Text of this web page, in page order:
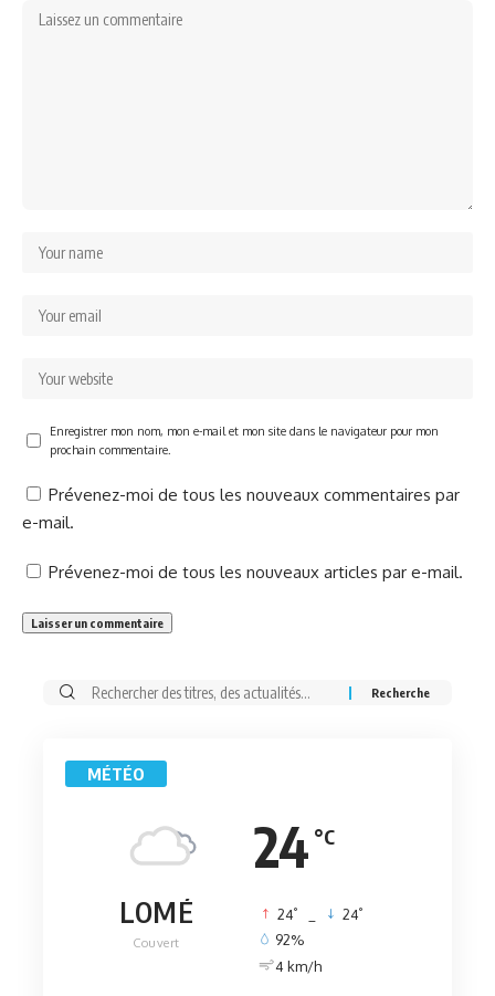
Enregistrer mon nom, mon e-mail et mon site dans le navigateur pour mon
prochain commentaire.
Prévenez-moi de tous les nouveaux commentaires par
e-mail.
Prévenez-moi de tous les nouveaux articles par e-mail.
Rechercher:
MÉTÉO
24 °C
LOMÉ
Couvert
24° 24°
92%
4 km/h